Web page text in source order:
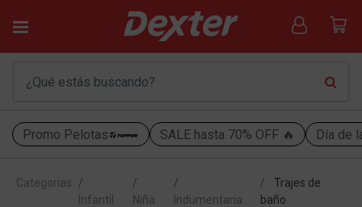
Promo Pelotas SALE hasta 70% OFF 🔥 Día de
Categorías
Infantil
Niña Indumentaria
Trajes de
baño